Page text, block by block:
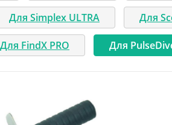
Для Simplex ULTRA Для
Для FindX PRO Для